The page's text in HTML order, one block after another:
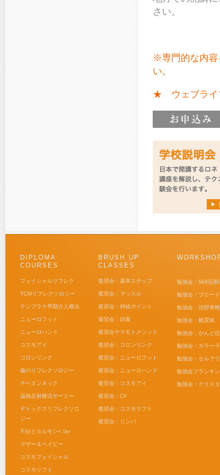
さい。
※専門的な内容
い。
★ ウェブライ
DIPLOMA
COURSES
フェイシャルリフレク
TCMリフレクソロジー
テンプラナ早期介入療法
ニューロフット
ニューロハンド
コスモアイ
コロンリンク
歯のリフレクソロジー
チベタンネック
温熱反射療法サーミー
デトックスリフレクソロ
ジー
不妊とホルモン< /a>
マザー＆ベイビー
コスモフェイシャル
コスモリフト
BRUSH UP
CLASSES
復習会：基本ステップ
復習会：マッスル
復習会：神経ポイント
復習会：頭蓋
復習会ヤマモトメソッド
復習会：コロンリンク
復習会：ニューロフット
復習会：ニューロハンド
復習会：コスモアイ
復習会：CF
復習会：コスモリフト
復習会：リンパ
勉強会：564活用
勉強会：ブロー
勉強会：頭部脊
勉強会：糖尿病
勉強会：がんと
勉強会：カラー
勉強会：セルフ
勉強会フランキ
勉強会：クリス